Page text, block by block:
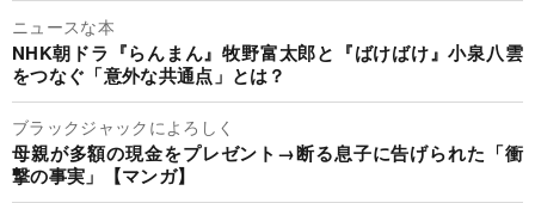
ニュースな本
NHK朝ドラ『らんまん』牧野富太郎と『ばけばけ』小泉八雲
をつなぐ「意外な共通点」とは？
ブラックジャックによろしく
母親が多額の現金をプレゼント→断る息子に告げられた「衝
撃の事実」【マンガ】